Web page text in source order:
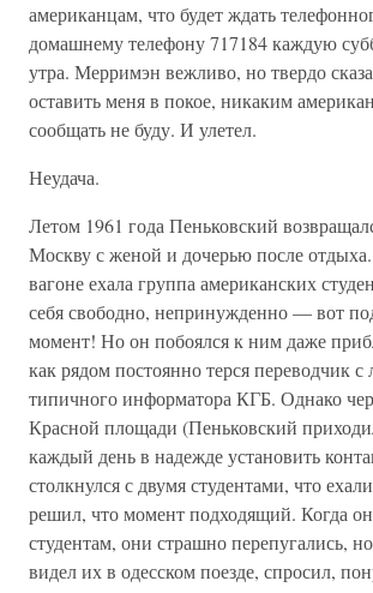
американцам, что будет ждать
домашнему телефону 717184 каждую
утра. Мерримэн вежливо, но твердо
оставить меня в покое, никаким
сообщать не буду. И улетел.
Неудача.
Летом 1961 года Пеньковский
Москву с женой и дочерью после
вагоне ехала группа американских
себя свободно, непринужденно — вот
момент! Но он побоялся к ним даже
как рядом постоянно терся переводчик
типичного информатора КГБ. Однако
Красной площади (Пеньковский
каждый день в надежде установить
столкнулся с двумя студентами, что
решил, что момент подходящий. Когда
студентам, они страшно перепугались,
видел их в одесском поезде, спросил,